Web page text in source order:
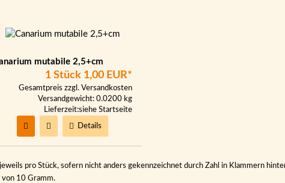
mutabile 2,5+cm
1 Stück 1,00 EUR*
Gesamtpreis zzgl. Versandkosten
Versandgewicht: 0.0200 kg
Lieferzeit:siehe Startseite
Details
pro Stück, sofern nicht anders gekennzeichnet durch Zahl in Klammern
von 10 Gramm.